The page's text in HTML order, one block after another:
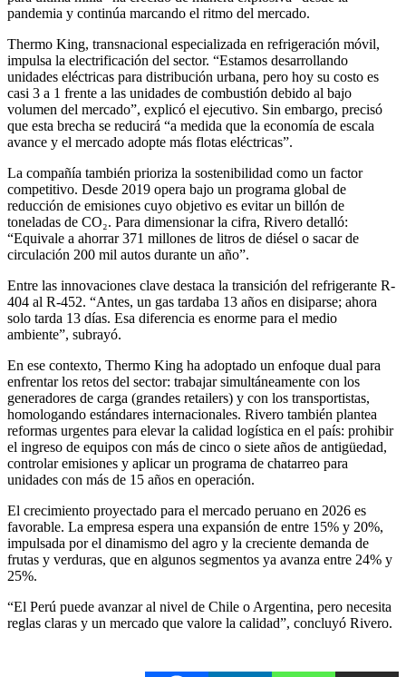
pandemia y continúa marcando el ritmo del mercado.
Thermo King, transnacional especializada en refrigeración móvil,
impulsa la electrificación del sector. “Estamos desarrollando
unidades eléctricas para distribución urbana, pero hoy su costo es
casi 3 a 1 frente a las unidades de combustión debido al bajo
volumen del mercado”, explicó el ejecutivo. Sin embargo, precisó
que esta brecha se reducirá “a medida que la economía de escala
avance y el mercado adopte más flotas eléctricas”.
La compañía también prioriza la sostenibilidad como un factor
competitivo. Desde 2019 opera bajo un programa global de
reducción de emisiones cuyo objetivo es evitar un billón de
toneladas de CO₂. Para dimensionar la cifra, Rivero detalló:
“Equivale a ahorrar 371 millones de litros de diésel o sacar de
circulación 200 mil autos durante un año”.
Entre las innovaciones clave destaca la transición del refrigerante R-
404 al R-452. “Antes, un gas tardaba 13 años en disiparse; ahora
solo tarda 13 días. Esa diferencia es enorme para el medio
ambiente”, subrayó.
En ese contexto, Thermo King ha adoptado un enfoque dual para
enfrentar los retos del sector: trabajar simultáneamente con los
generadores de carga (grandes retailers) y con los transportistas,
homologando estándares internacionales. Rivero también plantea
reformas urgentes para elevar la calidad logística en el país: prohibir
el ingreso de equipos con más de cinco o siete años de antigüedad,
controlar emisiones y aplicar un programa de chatarreo para
unidades con más de 15 años en operación.
El crecimiento proyectado para el mercado peruano en 2026 es
favorable. La empresa espera una expansión de entre 15% y 20%,
impulsada por el dinamismo del agro y la creciente demanda de
frutas y verduras, que en algunos segmentos ya avanza entre 24% y
25%.
“El Perú puede avanzar al nivel de Chile o Argentina, pero necesita
reglas claras y un mercado que valore la calidad”, concluyó Rivero.